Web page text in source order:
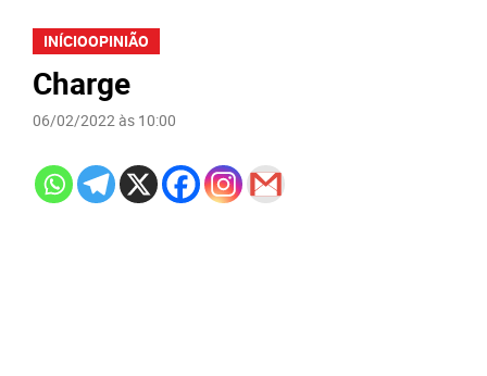
INÍCIOOPINIÃO
Charge
06/02/2022 às 10:00